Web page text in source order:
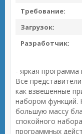
Требование:
Загрузок:
Разработчик:
- яркая программа
Все
как взвешенные
набором функций.
большую массу
спокойного
программных